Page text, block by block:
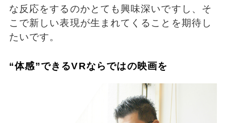
な反応をするのかとても興味深いですし、そ
こで新しい表現が生まれてくることを期待し
たいです。
“体感”できるVRならではの映画を